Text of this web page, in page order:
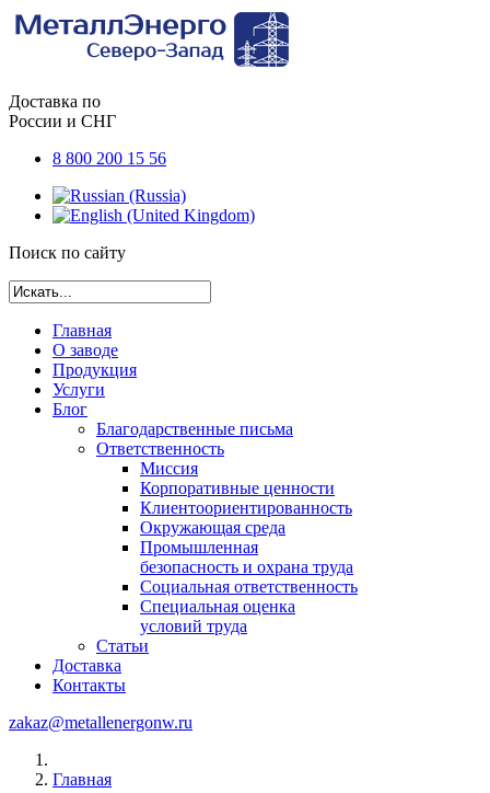
Доставка по
России и СНГ
8 800 200 15 56
Поиск по сайту
Главная
О заводе
Продукция
Услуги
Блог
Благодарственные письма
Ответственность
Миссия
Корпоративные ценности
Клиентоориентированность
Окружающая среда
Промышленная
безопасность и охрана труда
Социальная ответственность
Специальная оценка
условий труда
Статьи
Доставка
Контакты
zakaz@metallenergonw.ru
Главная